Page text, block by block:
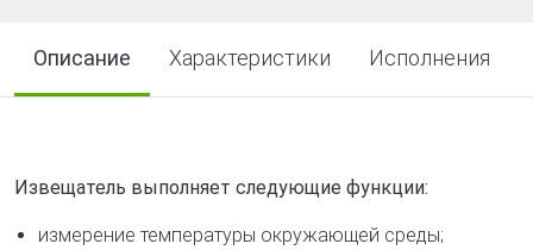
Описание Характеристики Исполнения
Извещатель выполняет следующие функции:
измерение температуры окружающей среды;